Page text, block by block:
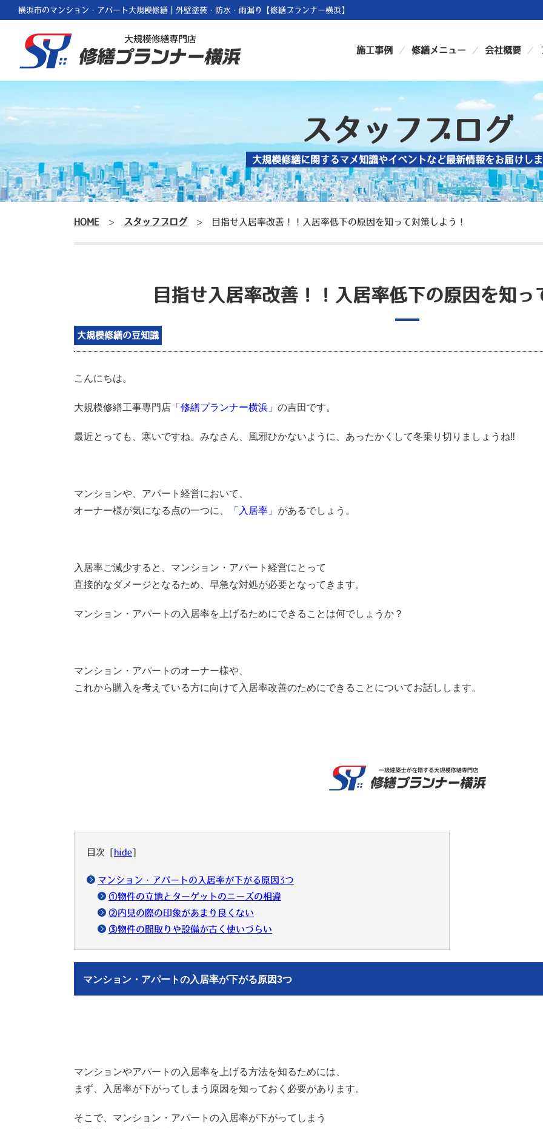
横浜市のマンション・アパート大規模修繕｜外壁塗装・防水・雨漏り【修繕プランナー横浜】
施工事例 修繕メニュー 会社概要
スタッフブログ
大規模修繕に関するマメ知識やイベントなど最新情報をお届けし
HOME > スタッフブログ > 目指せ入居率改善！！入居率低下の原因を知って対策しよう！
目指せ入居率改善！！入居率低下の原因を知っ
大規模修繕の豆知識
こんにちは。
大規模修繕工事専門店 「修繕プランナー横浜」 の吉田です。
最近とっても、寒いですね。みなさん、風邪ひかないように、あったかくして冬乗り切りましょうね‼︎
マンションや、アパート経営において、
オーナー様が気になる点の一つに、
「入居率」 があるでしょう。
入居率ご減少すると、マンション・アパート経営にとって
直接的なダメージとなるため、早急な対処が必要となってきます。
マンション・アパートの入居率を上げるためにできることは何でしょうか？
マンション・アパートのオーナー様や、
これから購入を考えている方に向けて入居率改善のためにできることについてお話しします。
目次 hide
マンション・アパートの入居率が下がる原因3つ
①物件の立地とターゲットのニーズの相違
②内見の際の印象があまり良くない
③物件の間取りや設備が古く使いづらい
マンション・アパートの入居率が下がる原因3つ
マンションやアパートの入居率を上げる方法を知るためには、
まず、入居率が下がってしまう原因を知っておく必要があります。
そこで、マンション・アパートの入居率が下がってしまう